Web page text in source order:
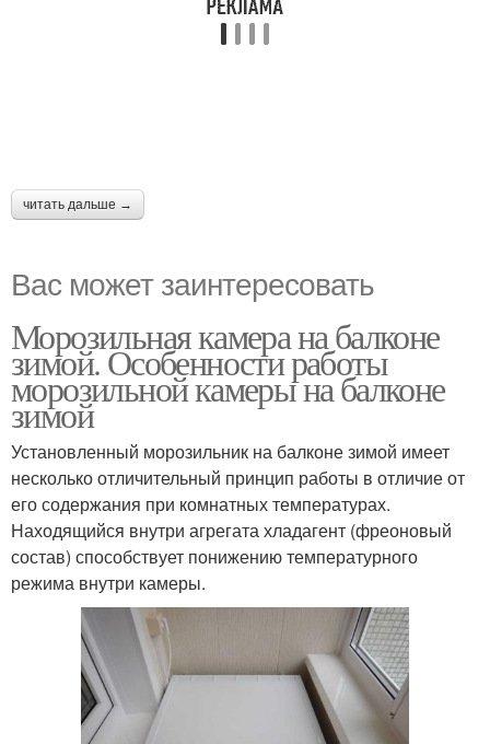
читать дальше →
Вас может заинтересовать
Морозильная камера на балконе
зимой. Особенности работы
морозильной камеры на балконе
зимой
Установленный морозильник на балконе зимой имеет
несколько отличительный принцип работы в отличие от
его содержания при комнатных температурах.
Находящийся внутри агрегата хладагент (фреоновый
состав) способствует понижению температурного
режима внутри камеры.